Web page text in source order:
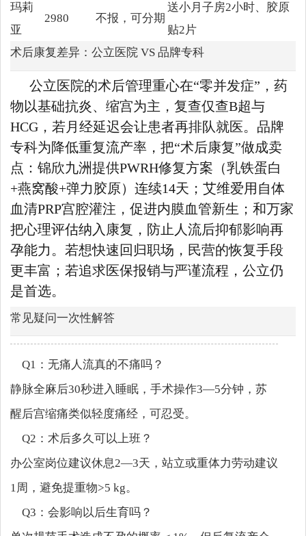
玛莉
亚
2980 不报，可分期
送小月子房2小时、胶原
贴2片
术后康复差异：公立医院 VS 品牌专科
公立医院的术后管理重心在“零并发症”，药
物以基础抗炎、缩宫为主，复查仅查B超与
HCG，若月经延迟会让患者再排队就医。品牌
专科为降低重复流产率，把“术后康复”做成卖
点：锦欣九洲提供PWRH修复方案（乳铁蛋白
+燕窝酸+弹力胶原）连续14天；艾维爱用自体
血清PRP宫腔灌注，促进内膜血管新生；和万家
把心理评估纳入康复，防止人流后抑郁影响再
孕能力。若想快速回归职场，民营的恢复手段
更丰富；若追求医保报销与严谨流程，公立仍
是首选。
常见疑问一次性解答
Q1：无痛人流真的不痛吗？
静脉全麻后30秒进入睡眠，手术操作3—5分钟，苏
醒后宫缩痛类似轻度痛经，可忍受。
Q2：术后多久可以上班？
办公室岗位建议休息2—3天，站立或重体力劳动建议
1周，避免提重物>5 kg。
Q3：会影响以后生育吗？